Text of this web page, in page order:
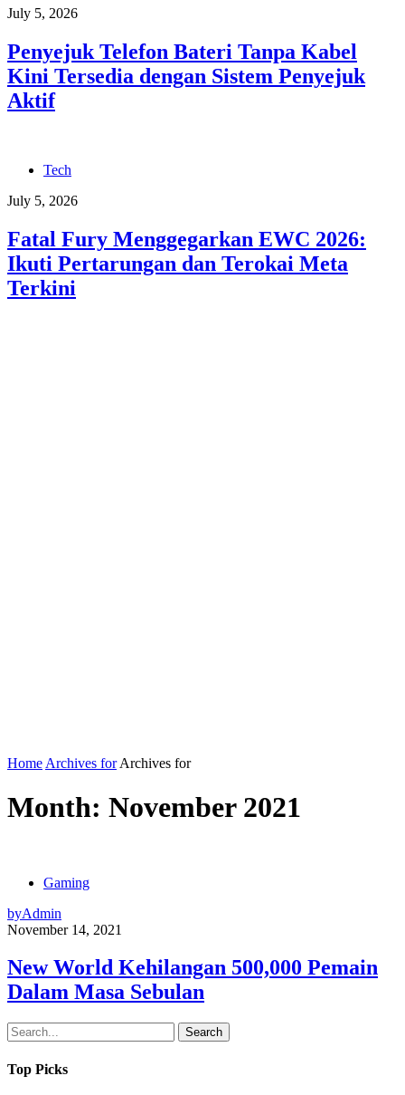
July 5, 2026
Penyejuk Telefon Bateri Tanpa Kabel
Kini Tersedia dengan Sistem Penyejuk
Aktif
Tech
July 5, 2026
Fatal Fury Menggegarkan EWC 2026:
Ikuti Pertarungan dan Terokai Meta
Terkini
Home Archives for Archives for
Month: November 2021
Gaming
byAdmin
November 14, 2021
New World Kehilangan 500,000 Pemain
Dalam Masa Sebulan
Search
Top Picks